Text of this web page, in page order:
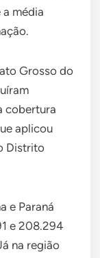
média
Grosso do
cobertura
aplicou
Distrito
e Paraná
e 208.294
na região